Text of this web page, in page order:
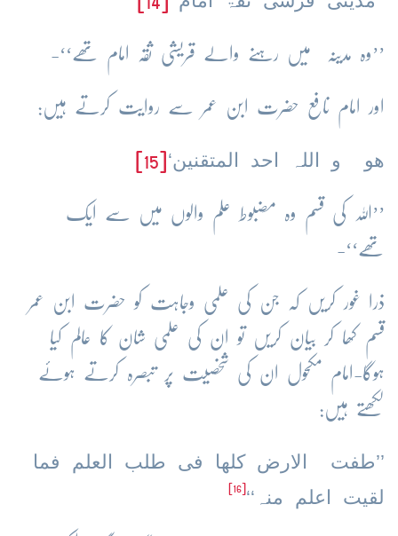
’’وہ مدینہ میں رہنے والے قریشی ثقہ امام تھے‘‘-
اور امام نافع حضرت ابن عمر سے روایت کرتے ہیں:
ھو و اللہ احد المتقنین‘
’’اللہ کی قسم وہ مضبوط علم والوں میں سے ایک
تھے‘‘-
ذرا غور کریں کہ جن کی علمی وجاہت کو حضرت ابن عمر
قسم کھا کر بیان کریں تو ان کی علمی شان کا عالم کیا
ہوگا-امام مکحول ان کی شخصیت پر تبصرہ کرتے ہوئے
لکھتے ہیں:
’’طفت الارض کلھا فی طلب العلم فما
لقیت اعلم منہ‘‘